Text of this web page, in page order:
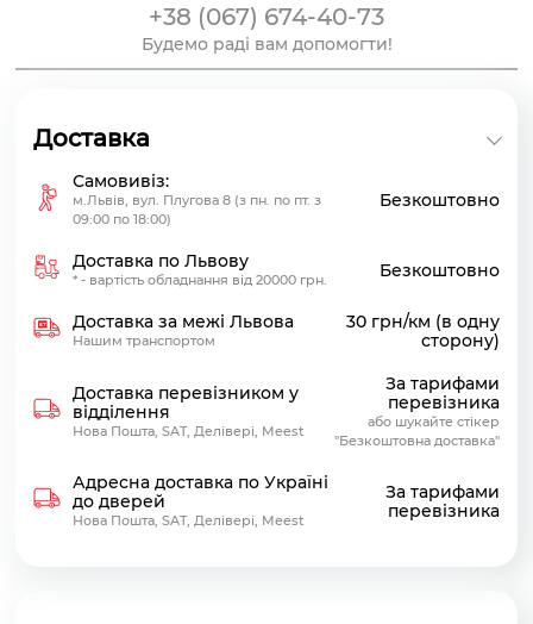
+38 (067) 674-40-73
Будемо раді вам допомогти!
Доставка
Самовивіз:
м.Львів, вул. Плугова 8 (з пн. по пт. з
09:00 по 18:00)
Безкоштовно
Доставка по Львову
* - вартість обладнання від 20000 грн. Безкоштовно
Доставка за межі Львова
Нашим транспортом
30 грн/км (в одну
сторону)
Доставка перевізником у
відділення
Нова Пошта, SAT, Делівері, Meest
За тарифами
перевізника
або шукайте стікер
"Безкоштовна доставка"
Адресна доставка по Україні
до дверей
Нова Пошта, SAT, Делівері, Meest
За тарифами
перевізника